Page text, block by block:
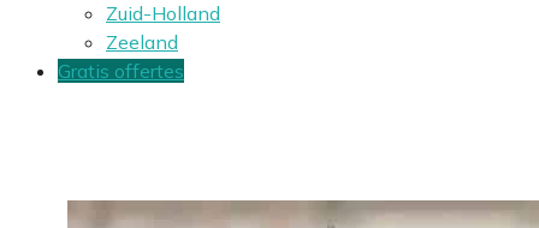
Zuid-Holland
Zeeland
Gratis offertes